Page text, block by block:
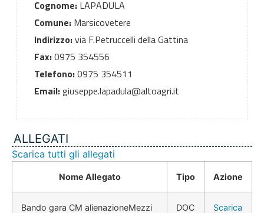
Cognome:LAPADULA
Comune:Marsicovetere
Indirizzo:via F.Petruccelli della Gattina
Fax:0975 354556
Telefono:0975 354511
Email:giuseppe.lapadula@altoagri.it
ALLEGATI
Scarica tutti gli allegati
Nome Allegato Tipo Azione
Bando gara CM alienazioneMezzi DOC Scarica